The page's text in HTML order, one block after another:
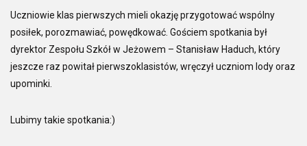
Uczniowie klas pierwszych mieli okazję przygotować wspólny
posiłek, porozmawiać, powędkować. Gościem spotkania był
dyrektor Zespołu Szkół w Jeżowem – Stanisław Haduch, który
jeszcze raz powitał pierwszoklasistów, wręczył uczniom lody oraz
upominki.
Lubimy takie spotkania:)